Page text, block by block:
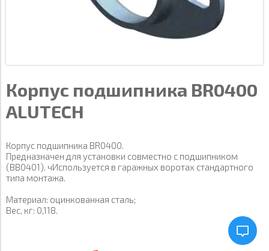
Корпус подшипника BR0400
ALUTECH
Корпус подшипника BR0400.
Предназначен для установки совместно с подшипником
(BB0401). чИспользуется в гаражных воротах стандартного
типа монтажа.
Материал: оцинкованная сталь;
Вес, кг: 0,118.